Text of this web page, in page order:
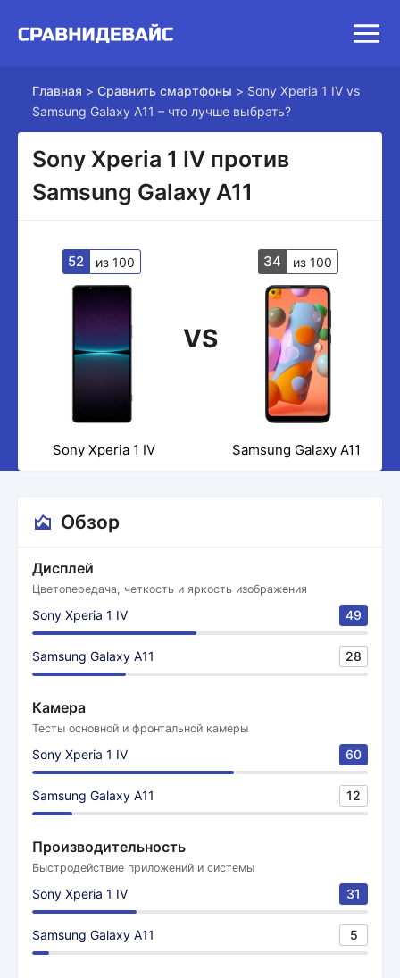
Главная > Сравнить смартфоны > Sony Xperia 1 IV vs
Samsung Galaxy A11 – что лучше выбрать?
Sony Xperia 1 IV против
Samsung Galaxy A11
52 из 100
VS
34 из 100
Sony Xperia 1 IV Samsung Galaxy A11
Обзор
Дисплей
Цветопередача, четкость и яркость изображения
Sony Xperia 1 IV 49
Samsung Galaxy A11 28
Камера
Тесты основной и фронтальной камеры
Sony Xperia 1 IV 60
Samsung Galaxy A11 12
Производительность
Быстродействие приложений и системы
Sony Xperia 1 IV 31
Samsung Galaxy A11 5